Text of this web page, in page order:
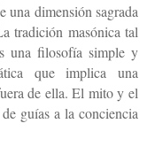
una dimensión sagrada
tradición masónica tal
una filosofía simple y
que implica una
de ella.El mito y el
guías a la conciencia